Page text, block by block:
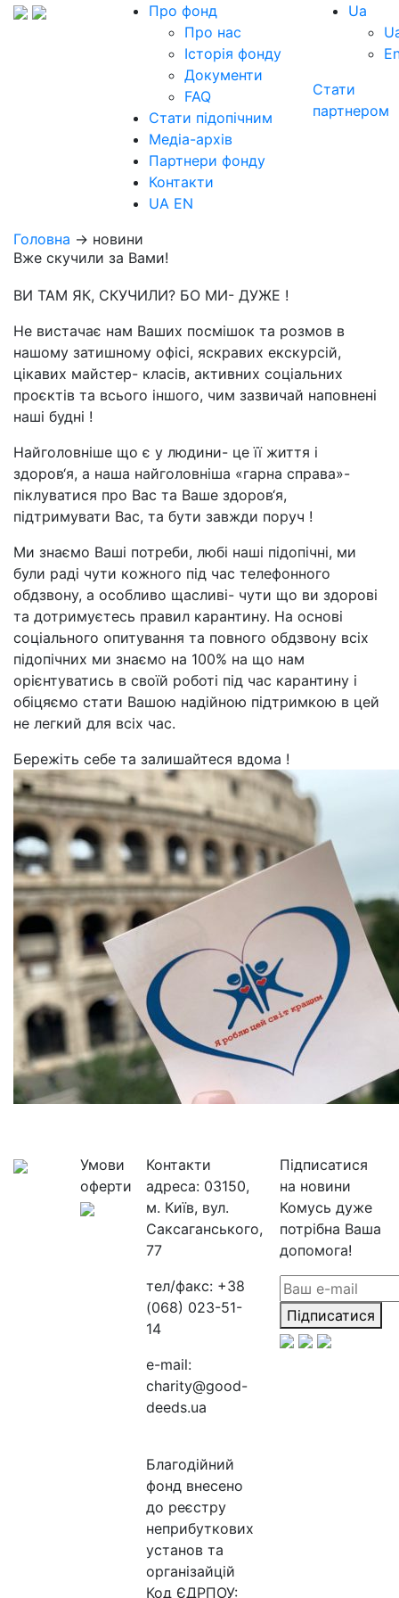
Про фонд
Про нас
Історія фонду
Документи
FAQ
Стати підопічним
Медіа-архів
Партнери фонду
Контакти
UA EN
Ua
Стати
партнером
Головна → новини
Вже скучили за Вами!
ВИ ТАМ ЯК, СКУЧИЛИ? БО МИ- ДУЖЕ !
Не вистачає нам Ваших посмішок та розмов в
нашому затишному офісі, яскравих екскурсій,
цікавих майстер- класів, активних соціальних
проєктів та всього іншого, чим зазвичай наповнені
наші будні !
Найголовніше що є у людини- це її життя і
здоров‘я, а наша найголовніша «гарна справа»-
піклуватися про Вас та Ваше здоров‘я,
підтримувати Вас, та бути завжди поруч !
Ми знаємо Ваші потреби, любі наші підопічні, ми
були раді чути кожного під час телефонного
обдзвону, а особливо щасливі- чути що ви здорові
та дотримуєтесь правил карантину. На основі
соціального опитування та повного обдзвону всіх
підопічних ми знаємо на 100% на що нам
орієнтуватись в своїй роботі під час карантину і
обіцяємо стати Вашою надійною підтримкою в цей
не легкий для всіх час.
Бережіть себе та залишайтеся вдома !
Умови
оферти
Контакти
адреса: 03150,
м. Київ, вул.
Саксаганського,
77
тел/факс: +38
(068) 023-51-
14
e-mail:
charity@good-
deeds.ua
Благодійний
фонд внесено
до реєстру
неприбуткових
установ та
організайцій
Код ЄДРПОУ:
Підписатися
на новини
Комусь дуже
потрібна Ваша
допомога!
Підписатися